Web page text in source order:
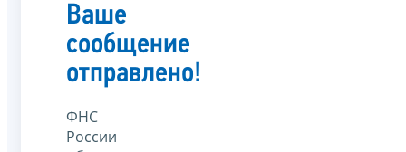
Ваше
сообщение
отправлено!
ФНС
России